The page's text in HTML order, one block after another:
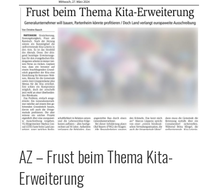
AZ – Frust beim Thema Kita-
Erweiterung